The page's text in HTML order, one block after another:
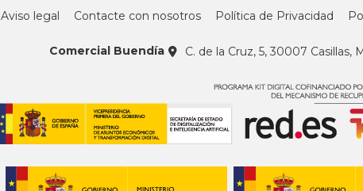
Aviso legal Contacte con nosotros Política de Privacidad
Comercial Buendía C. de la Cruz, 5, 30007 Casillas,